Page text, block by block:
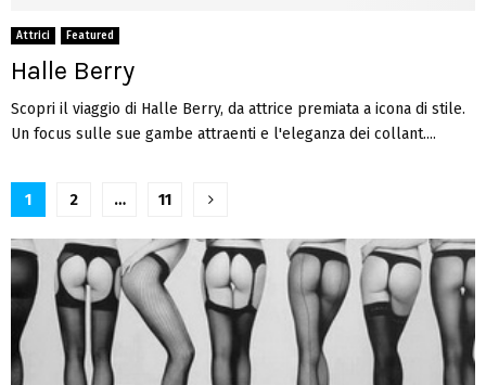
Attrici Featured
Halle Berry
Scopri il viaggio di Halle Berry, da attrice premiata a icona di stile.
Un focus sulle sue gambe attraenti e l'eleganza dei collant....
Paginazione
degli
articoli
1 2 … 11